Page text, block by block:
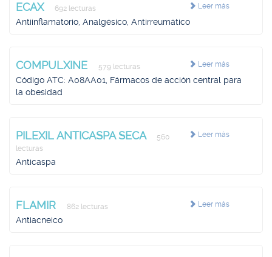
Leer más
ECAX 692 lecturas
Antiinflamatorio, Analgésico, Antirreumático
Leer más
COMPULXINE 579 lecturas
Código ATC: A08AA01, Fármacos de acción central para
la obesidad
Leer más
PILEXIL ANTICASPA SECA
560
lecturas
Anticaspa
Leer más
FLAMIR 862 lecturas
Antiacneico